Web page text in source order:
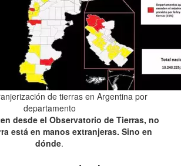
de tierras en Argentina por
departamento
desde el Observatorio de Tierras, no
está en manos extranjeras. Sino en
dónde.